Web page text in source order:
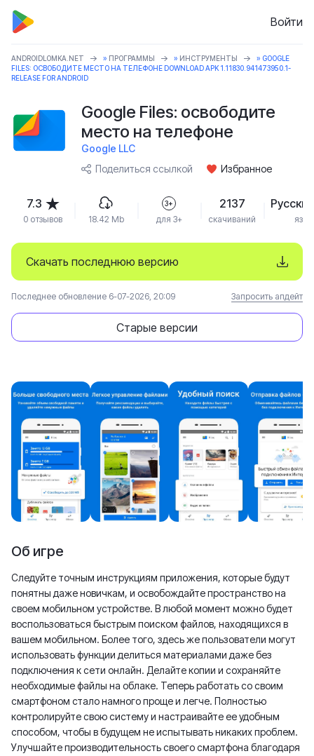
Войти
ANDROIDLOMKA.NET » ПРОГРАММЫ » ИНСТРУМЕНТЫ
» GOOGLE
FILES: ОСВОБОДИТЕ МЕСТО НА ТЕЛЕФОНЕ DOWNLOAD APK 1.11830.941473950.1-
RELEASE FOR ANDROID
Google Files: освободите
место на телефоне
Google LLC
Поделиться ссылкой
Избранное
Скачать последнюю версию
Старые версии
Последнее обновление 6-07-2026, 20:09 Запросить апдейт
7.3
0 отзывов 18.42 Mb
3+
для 3+
2137
скачиваний
Русский
язык
Об игре
Следуйте точным инструкциям приложения, которые будут
понятны даже новичкам, и освобождайте пространство на
своем мобильном устройстве. В любой момент можно будет
воспользоваться быстрым поиском файлов, находящихся в
вашем мобильном. Более того, здесь же пользователи могут
использовать функции делиться материалами даже без
подключения к сети онлайн. Делайте копии и сохраняйте
необходимые файлы на облаке. Теперь работать со своим
смартфоном стало намного проще и легче. Полностью
контролируйте свою систему и настраивайте ее удобным
способом, чтобы в будущем не испытывать никаких проблем.
Улучшайте производительность своего смартфона благодаря